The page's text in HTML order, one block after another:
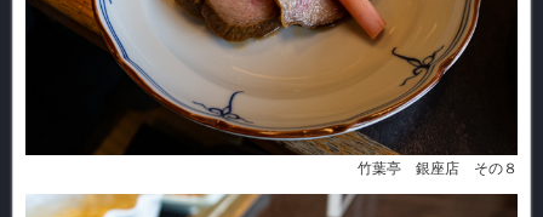
竹葉亭 銀座店 その８